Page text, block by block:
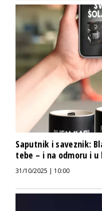
Saputnik i saveznik:
tebe – i na odmoru i u
31/10/2025 | 10:00